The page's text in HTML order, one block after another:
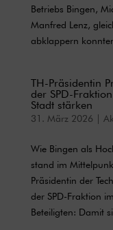
Betriebs Bingen,
Manfred Lenz,
abklappern
TH-Präsidentin
der SPD-
Stadt stärken
31. März 2026
Wie Bingen als
stand im
Präsidentin der
der SPD-Fraktion
Beteiligten: Damit